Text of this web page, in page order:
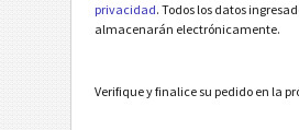
privacidad. Todos los datos
almacenarán electrónicamente.
Verifique y finalice su pedido en la